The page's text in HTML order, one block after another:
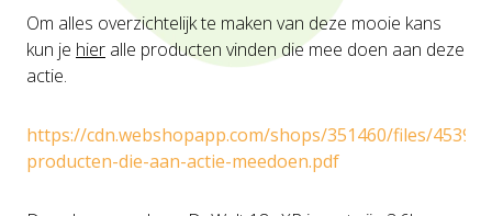
Om alles overzichtelijk te maken van deze mooie kans
kun je hier alle producten vinden die mee doen aan deze
actie.
https://cdn.webshopapp.com/shops/351460/files/
producten-die-aan-actie-meedoen.pdf